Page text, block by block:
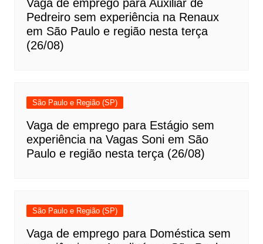
Vaga de emprego para Auxiliar de
Pedreiro sem experiência na Renaux
em São Paulo e região nesta terça
(26/08)
São Paulo e Região (SP)
Vaga de emprego para Estágio sem
experiência na Vagas Soni em São
Paulo e região nesta terça (26/08)
São Paulo e Região (SP)
Vaga de emprego para Doméstica sem